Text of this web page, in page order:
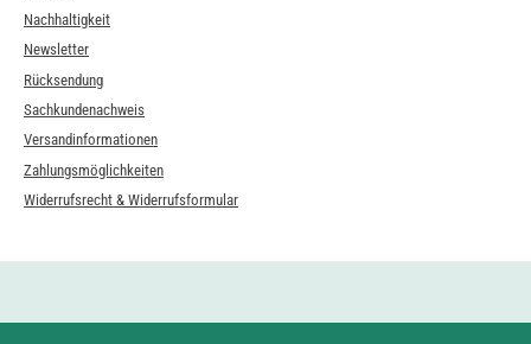
Nachhaltigkeit
Newsletter
Rücksendung
Sachkundenachweis
Versandinformationen
Zahlungsmöglichkeiten
Widerrufsrecht & Widerrufsformular